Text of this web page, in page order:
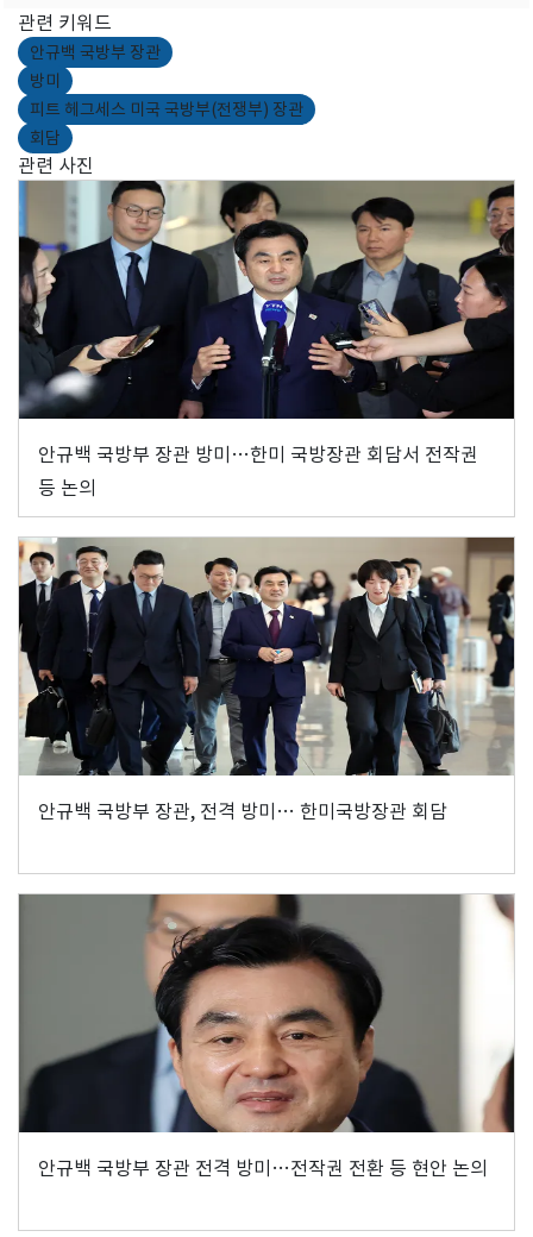
관련 키워드
안규백 국방부 장관
방미
피트 헤그세스 미국 국방부(전쟁부) 장관
회담
관련 사진
안규백 국방부 장관 방미…한미 국방장관 회담서 전작권
등 논의
안규백 국방부 장관, 전격 방미… 한미국방장관 회담
안규백 국방부 장관 전격 방미…전작권 전환 등 현안 논의